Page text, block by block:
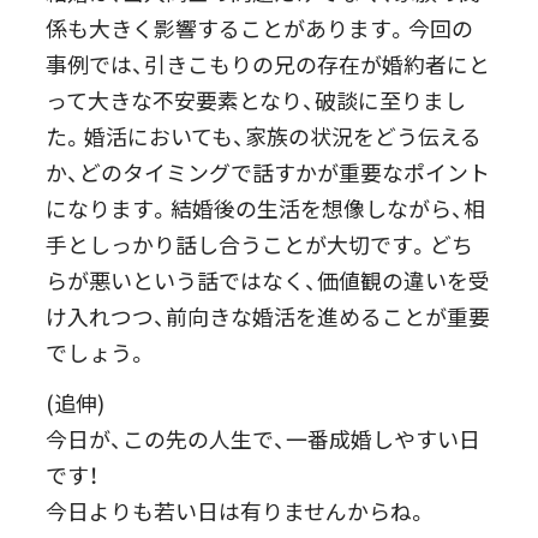
係も大きく影響することがあります。今回の
事例では、引きこもりの兄の存在が婚約者にと
って大きな不安要素となり、破談に至りまし
た。婚活においても、家族の状況をどう伝える
か、どのタイミングで話すかが重要なポイント
になります。結婚後の生活を想像しながら、相
手としっかり話し合うことが大切です。どち
らが悪いという話ではなく、価値観の違いを受
け入れつつ、前向きな婚活を進めることが重要
でしょう。
(追伸)
今日が、この先の人生で、一番成婚しやすい日
です！
今日よりも若い日は有りませんからね。